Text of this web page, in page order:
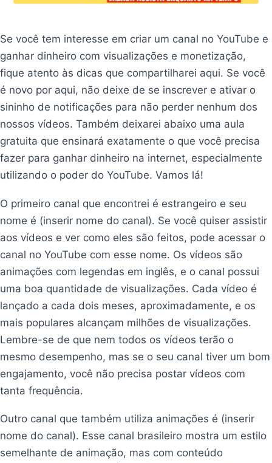
Se você tem interesse em criar um canal no YouTube e
ganhar dinheiro com visualizações e monetização,
fique atento às dicas que compartilharei aqui. Se você
é novo por aqui, não deixe de se inscrever e ativar o
sininho de notificações para não perder nenhum dos
nossos vídeos. Também deixarei abaixo uma aula
gratuita que ensinará exatamente o que você precisa
fazer para ganhar dinheiro na internet, especialmente
utilizando o poder do YouTube. Vamos lá!
O primeiro canal que encontrei é estrangeiro e seu
nome é (inserir nome do canal). Se você quiser assistir
aos vídeos e ver como eles são feitos, pode acessar o
canal no YouTube com esse nome. Os vídeos são
animações com legendas em inglês, e o canal possui
uma boa quantidade de visualizações. Cada vídeo é
lançado a cada dois meses, aproximadamente, e os
mais populares alcançam milhões de visualizações.
Lembre-se de que nem todos os vídeos terão o
mesmo desempenho, mas se o seu canal tiver um bom
engajamento, você não precisa postar vídeos com
tanta frequência.
Outro canal que também utiliza animações é (inserir
nome do canal). Esse canal brasileiro mostra um estilo
semelhante de animação, mas com conteúdo